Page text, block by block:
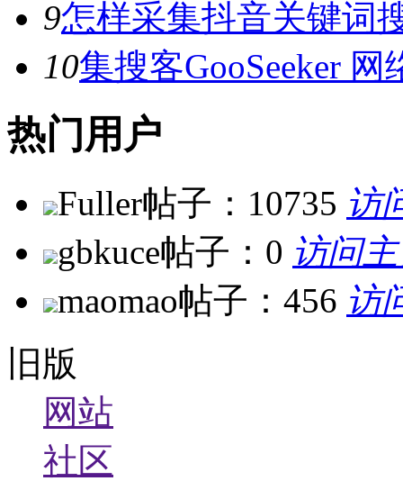
9怎样采集抖音关键词
10集搜客GooSeeker
热门用户
Fuller帖子：10735 访
gbkuce帖子：0 访问
maomao帖子：456 访
旧版
网站
社区